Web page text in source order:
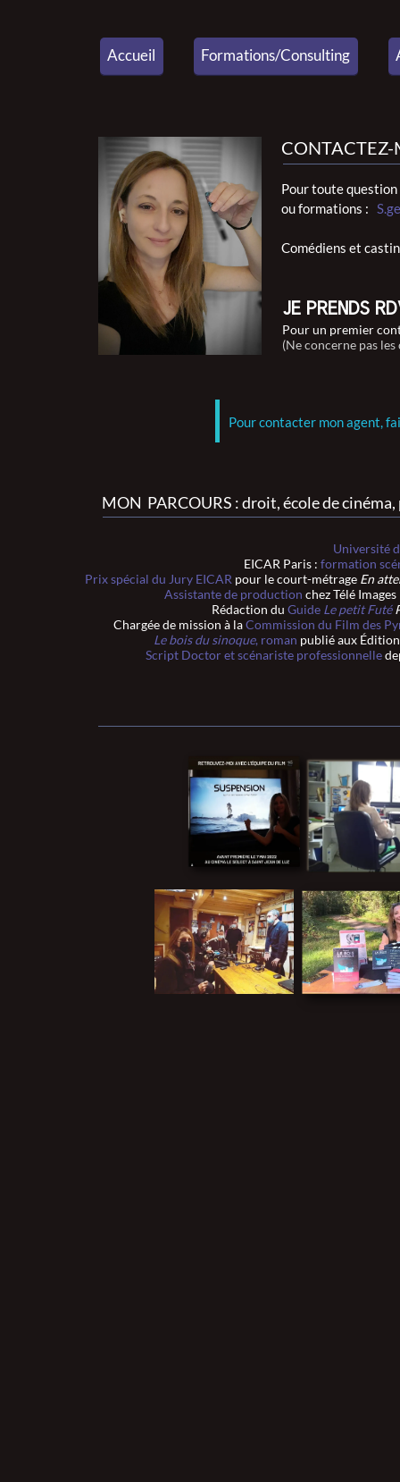
Accueil Formations/Consulting
Pour toute
ou formations :
Comédiens et
JE PRENDS
Pour un premier
(Ne concerne pas
Pour contacter mon agent,
MON PARCOURS : droit, école de
Université
EICAR Paris : formation
Prix spécial du Jury EICAR pour le court-métrage En
Assistante de production chez Télé
Rédaction du Guide Le petit Futé
Chargée de mission à laCommission du Film des
Le bois du sinoque, roman publié aux
Script Doctor et scénariste professionnelle